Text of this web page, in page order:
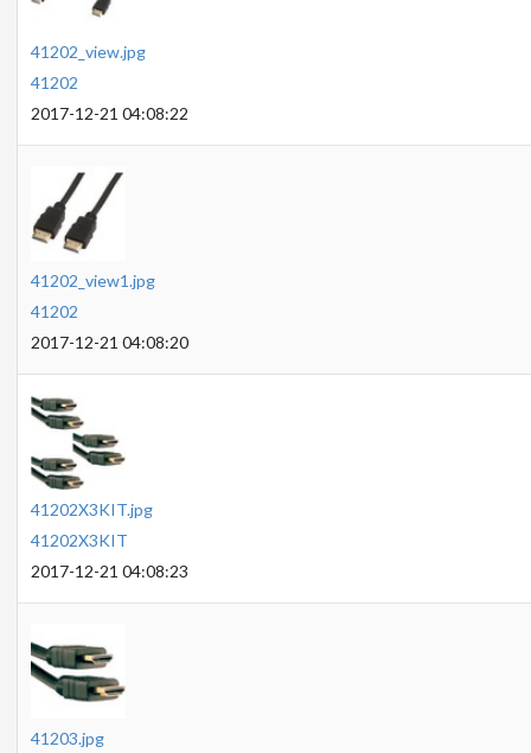
41202_view.jpg
41202
2017-12-21 04:08:22
41202_view1.jpg
41202
2017-12-21 04:08:20
41202X3KIT.jpg
41202X3KIT
2017-12-21 04:08:23
41203.jpg